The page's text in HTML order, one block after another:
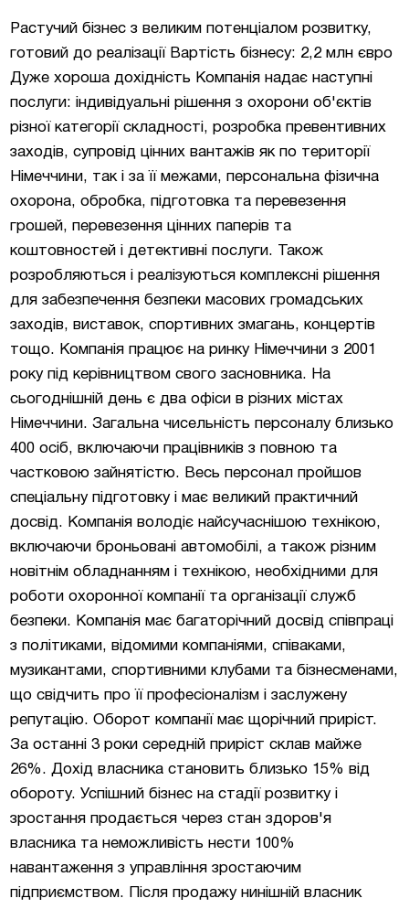
Растучий бізнес з великим потенціалом розвитку,
готовий до реалізації Вартість бізнесу: 2,2 млн євро
Дуже хороша дохідність Компанія надає наступні
послуги: індивідуальні рішення з охорони об'єктів
різної категорії складності, розробка превентивних
заходів, супровід цінних вантажів як по території
Німеччини, так і за її межами, персональна фізична
охорона, обробка, підготовка та перевезення
грошей, перевезення цінних паперів та
коштовностей і детективні послуги. Також
розробляються і реалізуються комплексні рішення
для забезпечення безпеки масових громадських
заходів, виставок, спортивних змагань, концертів
тощо. Компанія працює на ринку Німеччини з 2001
року під керівництвом свого засновника. На
сьогоднішній день є два офіси в різних містах
Німеччини. Загальна чисельність персоналу близько
400 осіб, включаючи працівників з повною та
частковою зайнятістю. Весь персонал пройшов
спеціальну підготовку і має великий практичний
досвід. Компанія володіє найсучаснішою технікою,
включаючи броньовані автомобілі, а також різним
новітнім обладнанням і технікою, необхідними для
роботи охоронної компанії та організації служб
безпеки. Компанія має багаторічний досвід співпраці
з політиками, відомими компаніями, співаками,
музикантами, спортивними клубами та бізнесменами,
що свідчить про її професіоналізм і заслужену
репутацію. Оборот компанії має щорічний приріст.
За останні 3 роки середній приріст склав майже
26%. Дохід власника становить близько 15% від
обороту. Успішний бізнес на стадії розвитку і
зростання продається через стан здоров'я
власника та неможливість нести 100%
навантаження з управління зростаючим
підприємством. Після продажу нинішній власник